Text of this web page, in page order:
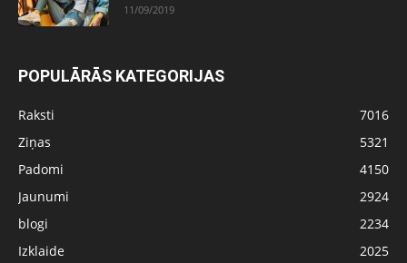
11/09/2019
POPULĀRĀS KATEGORIJAS
Raksti
7016
Ziņas
5321
Padomi
4150
Jaunumi
2924
blogi
2234
Izklaide
2025